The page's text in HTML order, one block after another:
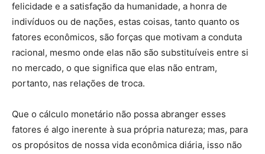
felicidade e a satisfação da humanidade, a honra de
indivíduos ou de nações, estas coisas, tanto quanto os
fatores econômicos, são forças que motivam a conduta
racional, mesmo onde elas não são substituíveis entre si
no mercado, o que significa que elas não entram,
portanto, nas relações de troca.
Que o cálculo monetário não possa abranger esses
fatores é algo inerente à sua própria natureza; mas, para
os propósitos de nossa vida econômica diária, isso não